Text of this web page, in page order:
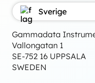
Sverige
Gammadata
Vallongatan 1
SE-752 16 UPPSALA
SWEDEN